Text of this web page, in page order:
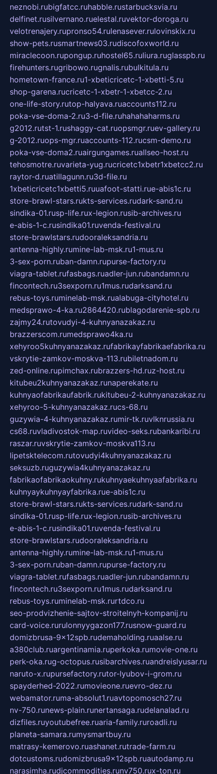
neznobi.rubigfatcc.ruhabble.rustarbucksvia.ru
delfinet.rusilvernano.ruelestal.ruvektor-doroga.ru
velotrenajery.rupronso54.rulenasever.rulovinskix.ru
show-pets.rusmartnews03.rudiscofoxworld.ru
miraclecoon.rupongup.ruhostel65.ruliura.ruglasspb.ru
firehunters.rugribowo.rugnalis.rubulkitula.ru
hometown-france.ru1-xbeticricetc-1-xbetti-5.ru
shop-garena.rucricetc-1-xbetr-1-xbetcc-2.ru
one-life-story.rutop-halyava.ruaccounts112.ru
poka-vse-doma-2.ru3-d-file.ruhahahaharms.ru
g2012.rutst-1.rushaggy-cat.ruopsmgr.ruev-gallery.ru
g-2012.ruops-mgr.ruaccounts-112.rucsm-demo.ru
poka-vse-doma2.ruairgungames.ruallseo-host.ru
tehosmotre.ruvarieta-yug.rucricetc1xbetr1xbetcc2.ru
raytor-d.ruatillagunn.ru3d-file.ru
1xbeticricetc1xbetti5.ruuafoot-statti.rue-abis1c.ru
store-brawl-stars.rukts-services.rudark-sand.ru
sindika-01.rusp-life.rux-legion.rusib-archives.ru
e-abis-1-c.rusindika01.ruvenda-festival.ru
store-brawlstars.rudooraleksandria.ru
antenna-highly.rumine-lab-msk.ru1-mus.ru
3-sex-porn.ruban-damn.rupurse-factory.ru
viagra-tablet.rufasbags.ruadler-jun.rubandamn.ru
fincontech.ru3sexporn.ru1mus.rudarksand.ru
rebus-toys.ruminelab-msk.rualabuga-cityhotel.ru
medsprawo-4-ka.ru2864420.rublagodarenie-spb.ru
zajmy24.rutovudyi-4-kuhnyanazakaz.ru
brazzerscom.rumedsprawo4ka.ru
xehyroo5kuhnyanazakaz.rufabrikayfabrikaefabrika.ru
vskrytie-zamkov-moskva-113.rubiletnadom.ru
zed-online.rupimchax.rubrazzers-hd.ruz-host.ru
kitubeu2kuhnyanazakaz.runaperekate.ru
kuhnyaofabrikaufabrik.rukitubeu-2-kuhnyanazakaz.ru
xehyroo-5-kuhnyanazakaz.rucs-68.ru
guzywia-4-kuhnyanazakaz.rumir-tk.ruvlknrussia.ru
cs68.ruvladivostok-map.ruvideo-seks.rubankaribi.ru
raszar.ruvskrytie-zamkov-moskva113.ru
lipetsktelecom.rutovudyi4kuhnyanazakaz.ru
seksuzb.ruguzywia4kuhnyanazakaz.ru
fabrikaofabrikaokuhny.rukuhnyaekuhnyaafabrika.ru
kuhnyaykuhnyayfabrika.rue-abis1c.ru
store-brawl-stars.rukts-services.rudark-sand.ru
sindika-01.rusp-life.rux-legion.rusib-archives.ru
e-abis-1-c.rusindika01.ruvenda-festival.ru
store-brawlstars.rudooraleksandria.ru
antenna-highly.rumine-lab-msk.ru1-mus.ru
3-sex-porn.ruban-damn.rupurse-factory.ru
viagra-tablet.rufasbags.ruadler-jun.rubandamn.ru
fincontech.ru3sexporn.ru1mus.rudarksand.ru
rebus-toys.ruminelab-msk.rurtdco.ru
seo-prodvizhenie-sajtov-stroitelnyh-kompanij.ru
card-voice.rurulonnyygazon177.rusnow-guard.ru
domizbrusa-9x12spb.rudemaholding.ruaalse.ru
a380club.ruargentinamia.ruperkoka.rumovie-one.ru
perk-oka.rug-octopus.rusibarchives.ruandreislyusar.ru
naruto-x.rupursefactory.rutor-lyubov-i-grom.ru
spayderhed-2022.rumovieone.ruevro-dez.ru
webamator.ruma-absolut1.ruavtopomosch27.ru
nv-750.runews-plain.runertansaga.rudelanalad.ru
dizfiles.ruyoutubefree.ruaria-family.ruroadli.ru
planeta-samara.rumysmartbuy.ru
matrasy-kemerovo.ruashanet.rutrade-farm.ru
dotcustoms.rudomizbrusa9x12spb.ruautodamp.ru
narasimha.rudjcommodities.runv750.rux-ton.ru